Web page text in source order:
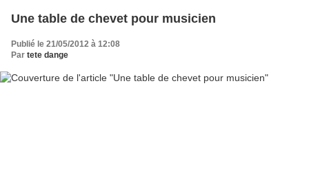
Une table de chevet pour musicien
Publié le 21/05/2012 à 12:08
Par tete dange